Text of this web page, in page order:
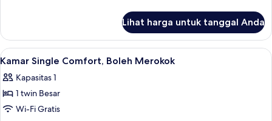
Kamar
Single,
Boleh
Lihat harga untuk tanggal Anda
Lihat
semua
foto
untuk
Kamar
Meja kerja, Wi-Fi gratis, dan seprai
6
Kamar Single Comfort, Boleh Merokok
Kapasitas 1
1 twin Besar
Wi-Fi Gratis